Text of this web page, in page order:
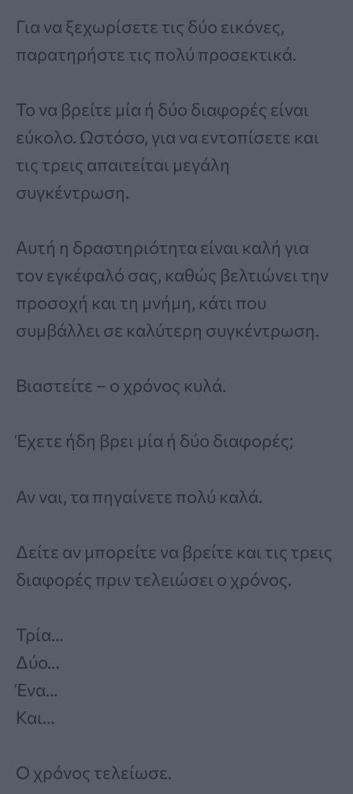
Για να ξεχωρίσετε τις δύο εικόνες,
παρατηρήστε τις πολύ προσεκτικά.
Το να βρείτε μία ή δύο διαφορές είναι
εύκολο. Ωστόσο, για να εντοπίσετε και
τις τρεις απαιτείται μεγάλη
συγκέντρωση.
Αυτή η δραστηριότητα είναι καλή για
τον εγκέφαλό σας, καθώς βελτιώνει την
προσοχή και τη μνήμη, κάτι που
συμβάλλει σε καλύτερη συγκέντρωση.
Βιαστείτε – ο χρόνος κυλά.
Έχετε ήδη βρει μία ή δύο διαφορές;
Αν ναι, τα πηγαίνετε πολύ καλά.
Δείτε αν μπορείτε να βρείτε και τις τρεις
διαφορές πριν τελειώσει ο χρόνος.
Τρία…
Δύο…
Ένα…
Και…
Ο χρόνος τελείωσε.